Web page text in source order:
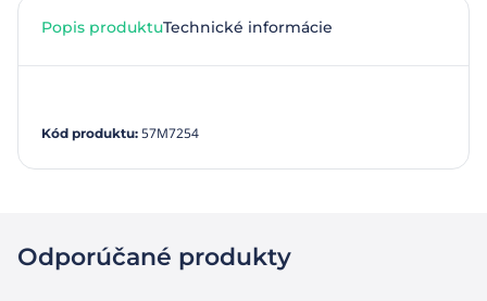
Popis produktuTechnické informácie
Kód produktu: 57M7254
Odporúčané produkty